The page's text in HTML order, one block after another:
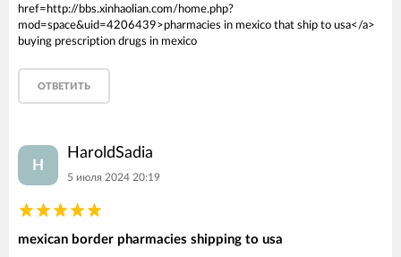
href=http://bbs.xinhaolian.com/home.php?
mod=space&uid=4206439>pharmacies in mexico that ship to usa</a>
buying prescription drugs in mexico
ОТВЕТИТЬ
H
HaroldSadia
5 июля 2024 20:19
mexican border pharmacies shipping to usa